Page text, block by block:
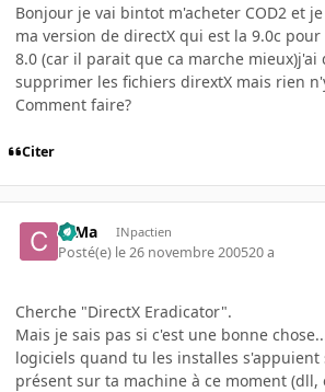
Bonjour je vai bintot m'acheter COD2 et
ma version de directX qui est la 9.0c pour
8.0 (car il parait que ca marche mieux)j'ai
supprimer les fichiers dirextX mais rien
Comment faire?
Citer
c0Ma INpactien
Posté(e) le 26 novembre 200520 a
Cherche "DirectX Eradicator".
Mais je sais pas si c'est une bonne
logiciels quand tu les installes s'appuient
présent sur ta machine à ce moment (dll,